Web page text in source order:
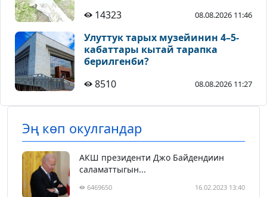
14323
08.08.2026 11:46
Улуттук тарых музейинин 4–5-
кабаттары кытай тарапка
берилгенби?
8510
08.08.2026 11:27
Эң көп окулгандар
АКШ президенти Джо Байдендиин
саламаттыгын...
6469650 16.02.2023 13:40